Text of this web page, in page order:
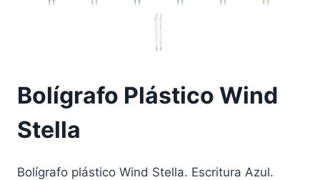
Bolígrafo Plástico Wind
Stella
Bolígrafo plástico Wind Stella. Escritura Azul.